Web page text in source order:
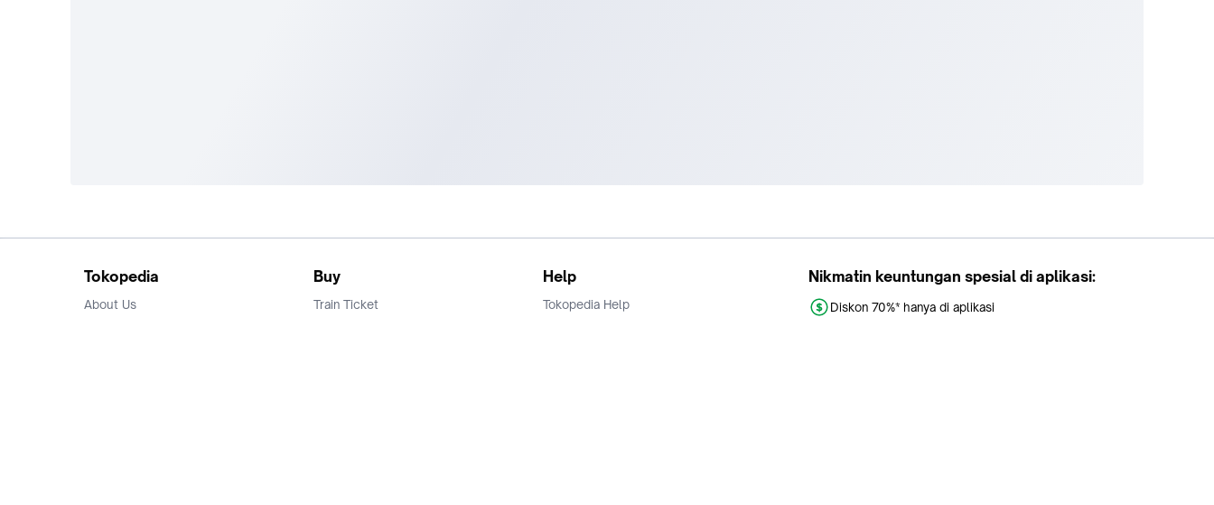
Tokopedia
About Us
Buy
Train Ticket
Help
Tokopedia Help
Nikmatin keuntungan spesial di aplikasi:
Diskon 70%* hanya di aplikasi